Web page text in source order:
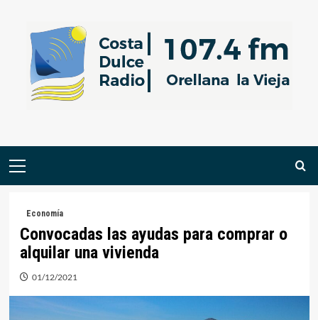
contenido
Menú
Economía
Convocadas las ayudas para comprar o
alquilar una vivienda
01/12/2021